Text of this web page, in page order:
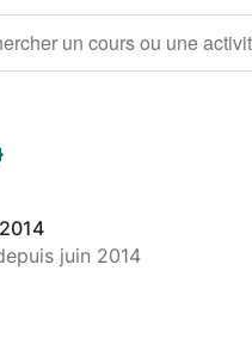
un cours ou une
juin 2014